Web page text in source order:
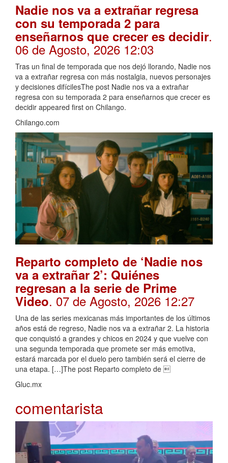
Nadie nos va a extrañar regresa
con su temporada 2 para
enseñarnos que crecer es decidir.
06 de Agosto, 2026 12:03
Tras un final de temporada que nos dejó llorando, Nadie nos
va a extrañar regresa con más nostalgia, nuevos personajes
y decisiones difícilesThe post Nadie nos va a extrañar
regresa con su temporada 2 para enseñarnos que crecer es
decidir appeared first on Chilango.
Chilango.com
Reparto completo de ‘Nadie nos
va a extrañar 2’: Quiénes
regresan a la serie de Prime
Video. 07 de Agosto, 2026 12:27
Una de las series mexicanas más importantes de los últimos
años está de regreso, Nadie nos va a extrañar 2. La historia
que conquistó a grandes y chicos en 2024 y que vuelve con
una segunda temporada que promete ser más emotiva,
estará marcada por el duelo pero también será el cierre de
una etapa. […]The post Reparto completo de 
Gluc.mx
comentarista